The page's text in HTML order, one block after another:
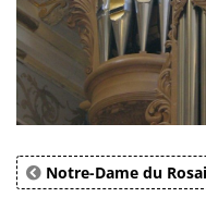
Notre-Dame du